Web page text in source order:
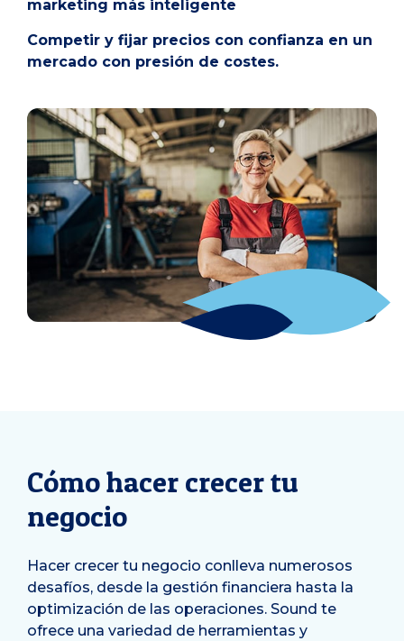
marketing más inteligente
Competir y fijar precios con confianza en un
mercado con presión de costes.
Cómo hacer crecer tu
negocio
Hacer crecer tu negocio conlleva numerosos
desafíos, desde la gestión financiera hasta la
optimización de las operaciones. Sound te
ofrece una variedad de herramientas y